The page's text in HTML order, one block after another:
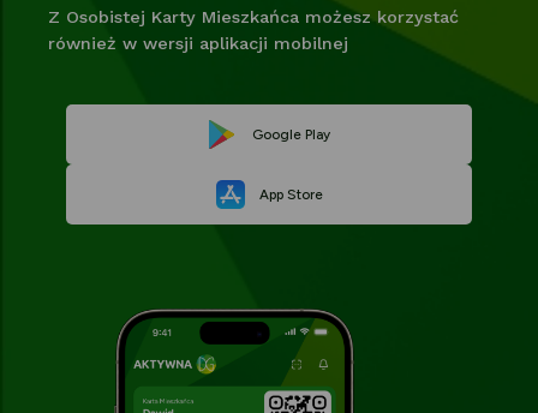
Z Osobistej Karty Mieszkańca możesz korzystać
również w wersji aplikacji mobilnej
Google PlayLink
w
App StoreLink
się
w